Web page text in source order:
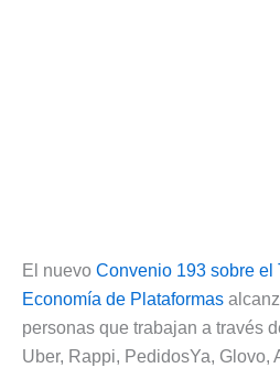
El nuevo Convenio 193 sobre el
Economía de Plataformas
personas que trabajan a través
Uber, Rappi, PedidosYa, Glovo,